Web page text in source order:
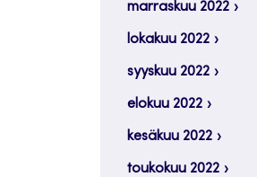
marraskuu 2022
lokakuu 2022
syyskuu 2022
elokuu 2022
kesäkuu 2022
toukokuu 2022